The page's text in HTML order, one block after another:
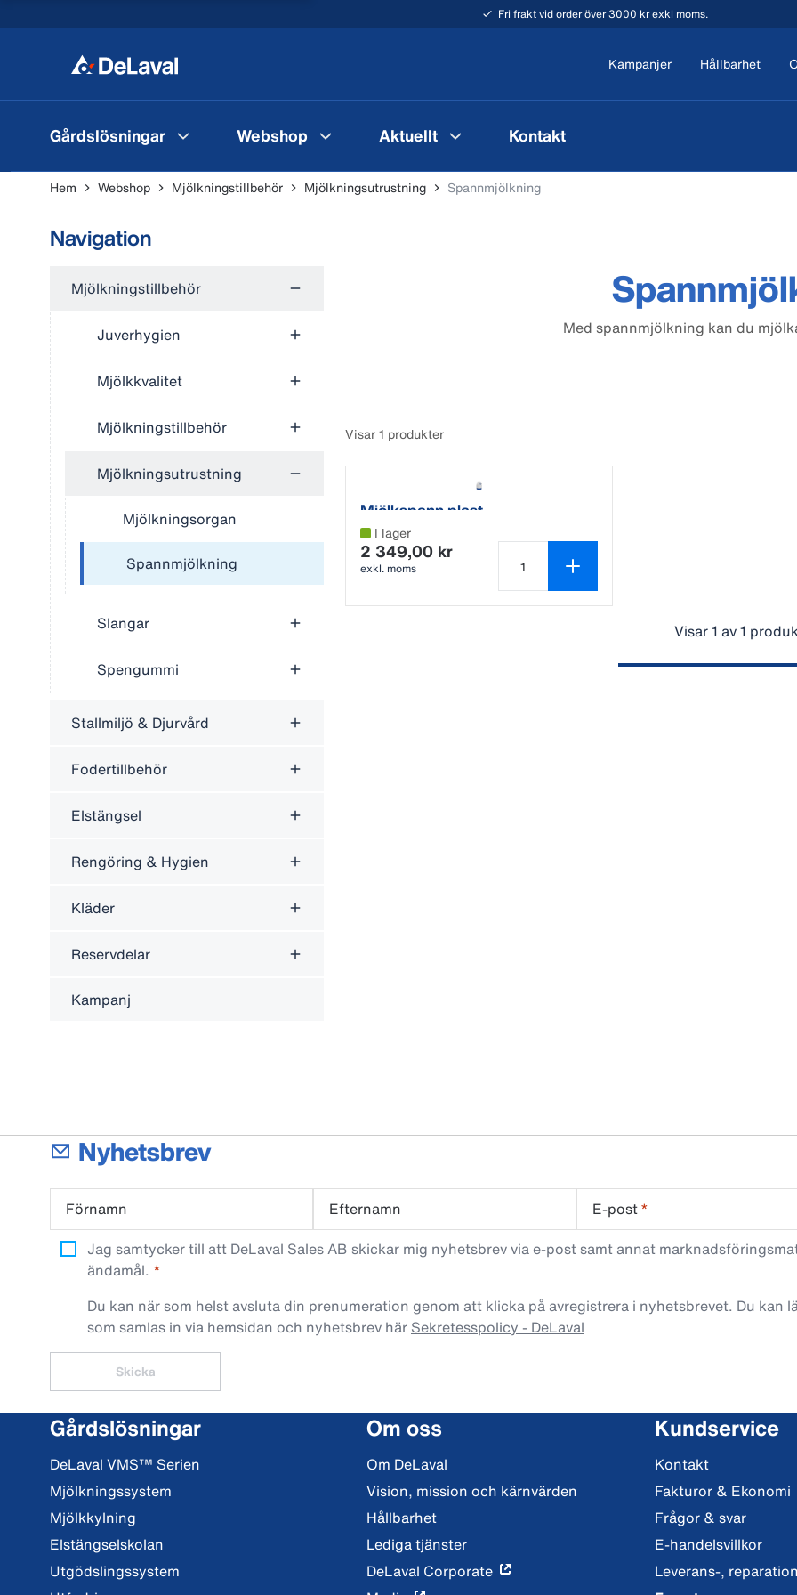
Fri frakt vid order över 3000 kr exkl moms.
Kampanjer Hållbarhet
Gårdslösningar Webshop Aktuellt Kontakt
Hem Webshop Mjölkningstillbehör Mjölkningsutrustning Spannmjölkning
Navigation
Mjölkningstillbehör
Juverhygien
Mjölkkvalitet
Mjölkningstillbehör
Mjölkningsutrustning
Mjölkningsorgan
Spannmjölkning
Slangar
Spengummi
Stallmiljö & Djurvård
Fodertillbehör
Elstängsel
Rengöring & Hygien
Kläder
Reservdelar
Kampanj
Med spannmjölkning kan du
Visar 1 produkter
Mjölkspann plast
I lager
2 349,00 kr
exkl. moms
Antal produkter är 1
Visar 1 av 1
Nyhetsbrev
Förnamn Efternamn E-post*
Jag samtycker till att DeLaval Sales AB skickar mig nyhetsbrev via e-post samt annat
ändamål.
Du kan när som helst avsluta din prenumeration genom att klicka på avregistrera i nyhetsbrevet. Du kan
som samlas in via hemsidan och nyhetsbrev här Sekretesspolicy - DeLaval
Skicka
Gårdslösningar
DeLaval VMS™ Serien
Mjölkningssystem
Mjölkkylning
Elstängselskolan
Utgödslingssystem
Om oss
Om DeLaval
Vision, mission och kärnvärden
Hållbarhet
Lediga tjänster
DeLaval Corporate
Kundservice
Kontakt
Fakturor & Ekonomi
Frågor & svar
E-handelsvillkor
Leverans-,